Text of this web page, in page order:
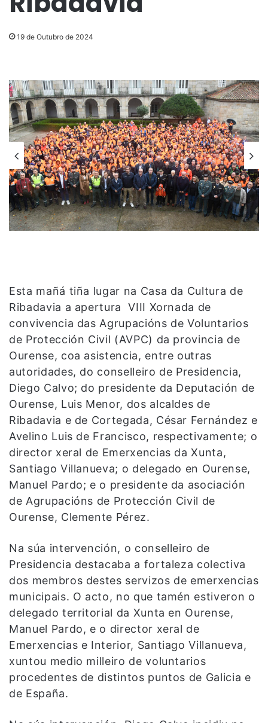
19 de Outubro de 2024
Esta mañá tiña lugar na Casa da Cultura de
Ribadavia a apertura VIII Xornada de
convivencia das Agrupacións de Voluntarios
de Protección Civil (AVPC) da provincia de
Ourense, coa asistencia, entre outras
autoridades, do conselleiro de Presidencia,
Diego Calvo; do presidente da Deputación de
Ourense, Luis Menor, dos alcaldes de
Ribadavia e de Cortegada, César Fernández e
Avelino Luis de Francisco, respectivamente; o
director xeral de Emerxencias da Xunta,
Santiago Villanueva; o delegado en Ourense,
Manuel Pardo; e o presidente da asociación
de Agrupacións de Protección Civil de
Ourense, Clemente Pérez.
Na súa intervención, o conselleiro de
Presidencia destacaba a fortaleza colectiva
dos membros destes servizos de emerxencias
municipais. O acto, no que tamén estiveron o
delegado territorial da Xunta en Ourense,
Manuel Pardo, e o director xeral de
Emerxencias e Interior, Santiago Villanueva,
xuntou medio milleiro de voluntarios
procedentes de distintos puntos de Galicia e
de España.